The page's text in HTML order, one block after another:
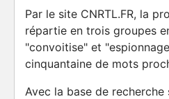
Par le site CNRTL.FR, la
répartie en trois groupes
"convoitise" et
cinquantaine de mots
Avec la base de